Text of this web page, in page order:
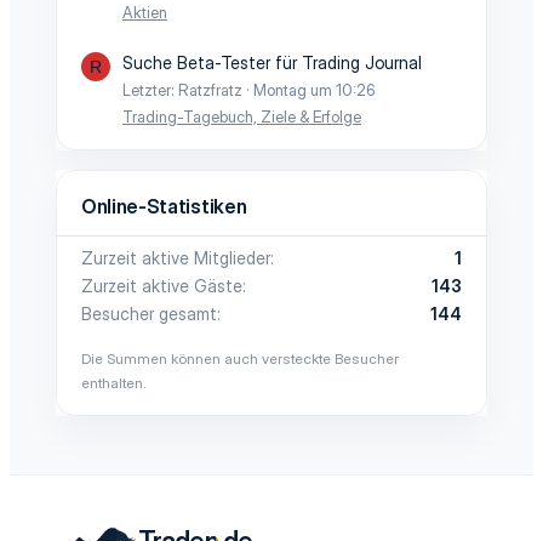
Aktien
R Suche Beta-Tester für Trading Journal
Letzter: Ratzfratz
Montag um 10:26
Trading-Tagebuch, Ziele & Erfolge
Online-Statistiken
Zurzeit aktive Mitglieder
1
Zurzeit aktive Gäste
143
Besucher gesamt
144
Die Summen können auch versteckte Besucher
enthalten.